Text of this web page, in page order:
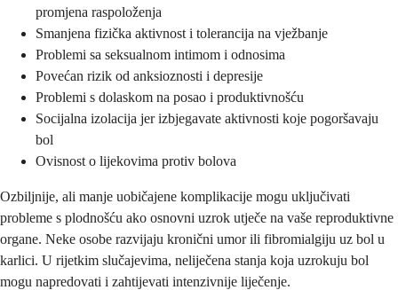
promjena raspoloženja
Smanjena fizička aktivnost i tolerancija na vježbanje
Problemi sa seksualnom intimom i odnosima
Povećan rizik od anksioznosti i depresije
Problemi s dolaskom na posao i produktivnošću
Socijalna izolacija jer izbjegavate aktivnosti koje pogoršavaju
bol
Ovisnost o lijekovima protiv bolova
Ozbiljnije, ali manje uobičajene komplikacije mogu uključivati
probleme s plodnošću ako osnovni uzrok utječe na vaše reproduktivne
organe. Neke osobe razvijaju kronični umor ili fibromialgiju uz bol u
karlici. U rijetkim slučajevima, neliječena stanja koja uzrokuju bol
mogu napredovati i zahtijevati intenzivnije liječenje.